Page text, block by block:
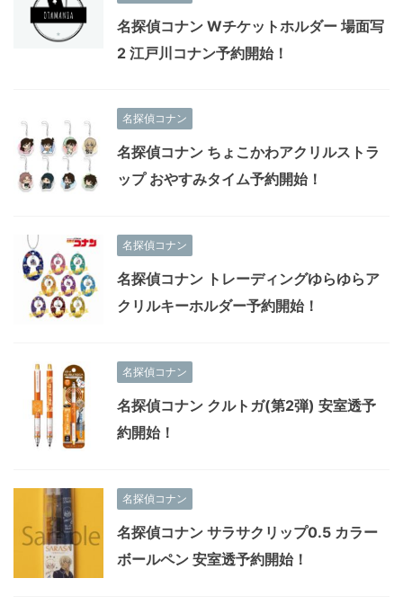
名探偵コナン Wチケットホルダー 場面写
2 江戸川コナン予約開始！
名探偵コナン
名探偵コナン ちょこかわアクリルストラ
ップ おやすみタイム予約開始！
名探偵コナン
名探偵コナン トレーディングゆらゆらア
クリルキーホルダー予約開始！
名探偵コナン
名探偵コナン クルトガ(第2弾) 安室透予
約開始！
名探偵コナン
名探偵コナン サラサクリップ0.5 カラー
ボールペン 安室透予約開始！